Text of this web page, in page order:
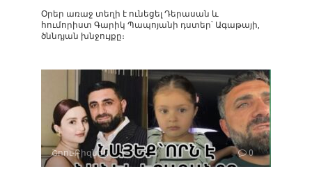
Օրեր առաջ տեղի է ունեցել Դերասան և
հումորիստ Գարիկ Պապոյանի դստեր՝ Ագաթայի,
ծննդյան խնջույքը։
Շոու-Բիզնես 0